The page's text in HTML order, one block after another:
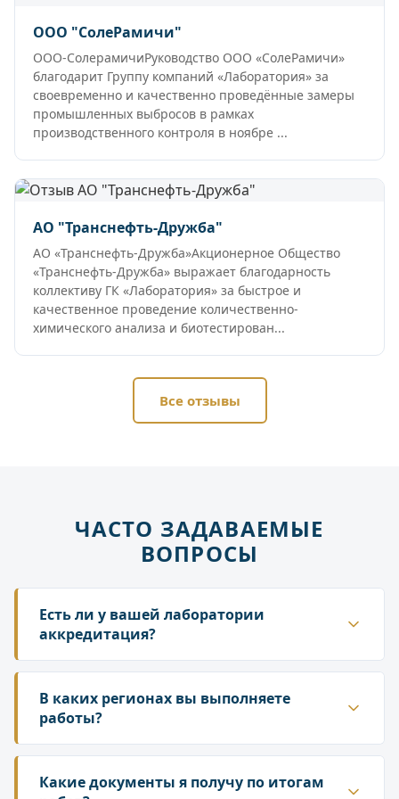
ООО "СолеРамичи"
ООО-СолерамичиРуководство ООО «СолеРамичи»
благодарит Группу компаний «Лаборатория» за
своевременно и качественно проведённые замеры
промышленных выбросов в рамках
производственного контроля в ноябре ...
АО "Транснефть-Дружба"
АО «Транснефть-Дружба»Акционерное Общество
«Транснефть-Дружба» выражает благодарность
коллективу ГК «Лаборатория» за быстрое и
качественное проведение количественно-
химического анализа и биотестирован...
Все отзывы
ЧАСТО ЗАДАВАЕМЫЕ
ВОПРОСЫ
Есть ли у вашей лаборатории
аккредитация?
Да. ГК «Лаборатория» аккредитована в
национальной системе Росаккредитации. Наши
протоколы и заключения принимаются
Росприроднадзором, государственной
инспекцией труда.
В каких регионах вы выполняете
работы?
Работаем по всей территории России. У нас
собственная сеть лабораторий и партнёрских
Какие документы я получу по итогам